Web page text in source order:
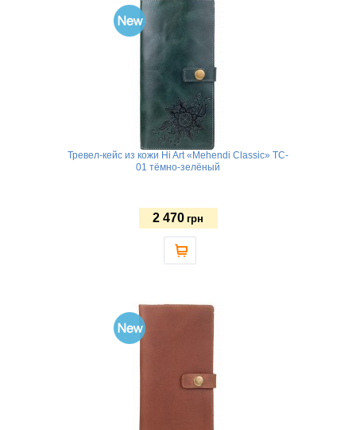
Тревел-кейс из кожи Hi Art «Mehendi Classic» TC-
01 тёмно-зелёный
2 470 грн